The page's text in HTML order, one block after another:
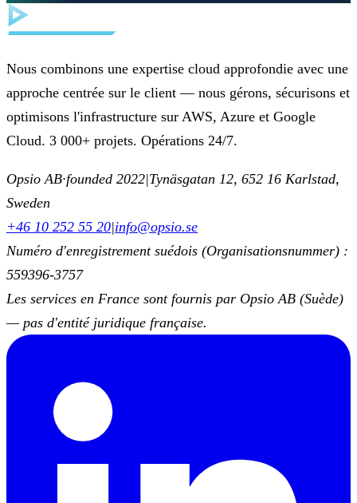
Nous combinons une expertise cloud approfondie avec une
approche centrée sur le client — nous gérons, sécurisons et
optimisons l'infrastructure sur AWS, Azure et Google
Cloud. 3 000+ projets. Opérations 24/7.
Opsio AB·founded 2022|Tynäsgatan 12, 652 16 Karlstad,
Sweden
+46 10 252 55 20|info@opsio.se
Numéro d'enregistrement suédois (Organisationsnummer) :
559396-3757
Les services en France sont fournis par Opsio AB (Suède)
— pas d'entité juridique française.